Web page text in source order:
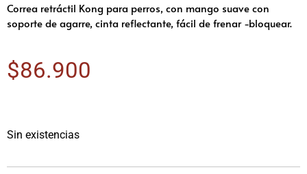
Correa retráctil Kong para perros, con mango suave con
soporte de agarre, cinta reflectante, fácil de frenar -bloquear.
$86.900
Sin existencias